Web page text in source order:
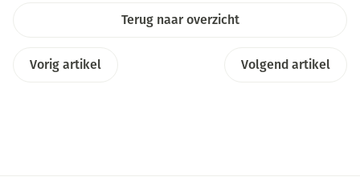
Terug naar overzicht
Vorig artikel Volgend artikel